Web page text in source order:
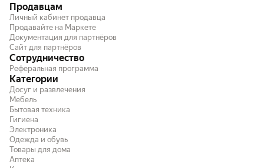
редкость, но тем не менее обратите
внимание.
Продавцам
Личный кабинет продавца
Продавайте на Маркете
Документация для партнёров
Сайт для партнёров
Сотрудничество
Реферальная программа
Категории
Досуг и развлечения
Мебель
Бытовая техника
Гигиена
Электроника
Одежда и обувь
Товары для дома
Аптека